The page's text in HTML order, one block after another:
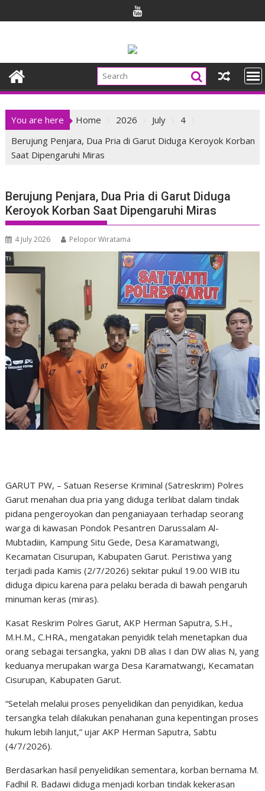
to
You are here Home 2026 July
4
Berujung Penjara, Dua Pria di Garut Diduga Keroyok Korban
Saat Dipengaruhi Miras
Berujung Penjara, Dua Pria di Garut Diduga
Keroyok Korban Saat Dipengaruhi Miras
4 July 2026 Pelopor Wiratama
GARUT PW, – Satuan Reserse Kriminal (Satreskrim) Polres
Garut menahan dua pria yang diduga terlibat dalam tindak
pidana pengeroyokan dan penganiayaan terhadap seorang
warga di kawasan Pondok Pesantren Darussalam Al-
Mubtadiin, Kampung Situ Gede, Desa Karamatwangi,
Kecamatan Cisurupan, Kabupaten Garut. Peristiwa yang
terjadi pada Kamis (2/7/2026) sekitar pukul 19.00 WIB itu
diduga dipicu karena para pelaku berada di bawah pengaruh
minuman keras (miras).
Kasat Reskrim Polres Garut, AKP Herman Saputra, S.H.,
M.H.M., C.HRA., mengatakan penyidik telah menetapkan dua
orang sebagai tersangka, yakni DB alias I dan DW alias N, yang
keduanya merupakan warga Desa Karamatwangi, Kecamatan
Cisurupan, Kabupaten Garut.
“Setelah melalui proses penyelidikan dan penyidikan, kedua
tersangka telah dilakukan penahanan guna kepentingan proses
hukum lebih lanjut,” ujar AKP Herman Saputra, Sabtu
(4/7/2026).
Berdasarkan hasil penyelidikan sementara, korban bernama M.
Fadhil R. Badawi diduga menjadi korban tindak kekerasan